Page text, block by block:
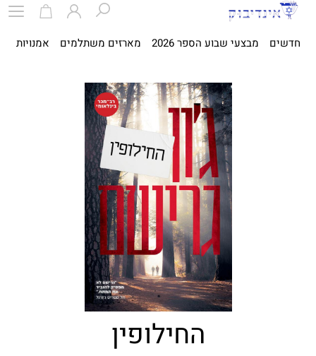
חדשים מבצעי שבוע הספר 2026 מארזים משתלמים אמנויות
החילופין